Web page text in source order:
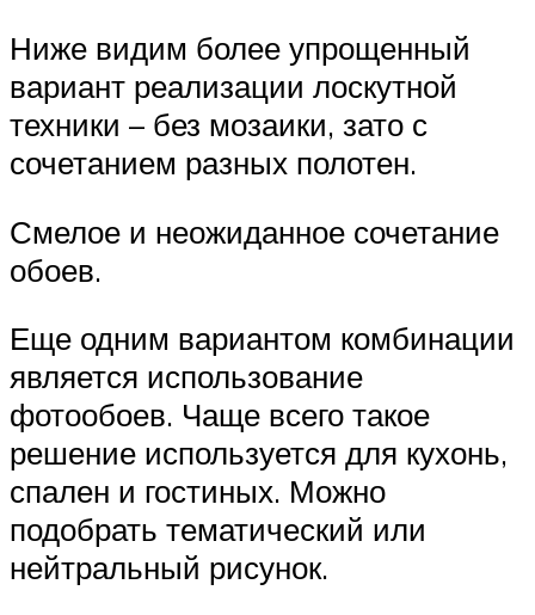
Ниже видим более упрощенный
вариант реализации лоскутной
техники – без мозаики, зато с
сочетанием разных полотен.
Смелое и неожиданное сочетание
обоев.
Еще одним вариантом комбинации
является использование
фотообоев. Чаще всего такое
решение используется для кухонь,
спален и гостиных. Можно
подобрать тематический или
нейтральный рисунок.